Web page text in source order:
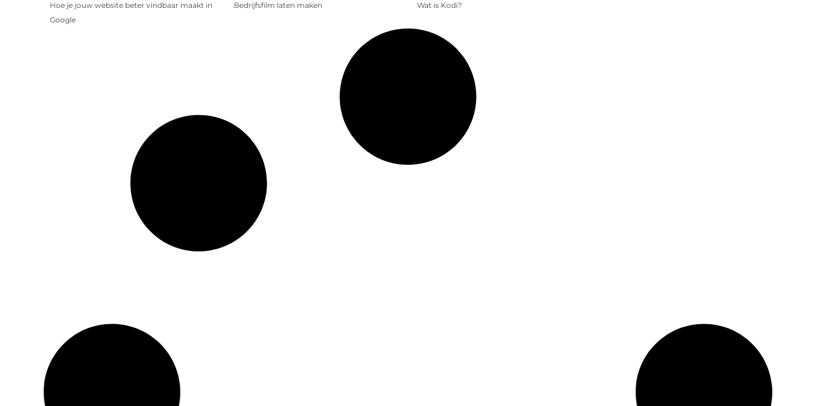
Hoe je jouw website beter vindbaar maakt in
Google
Bedrijfsfilm laten maken Wat is Kodi?